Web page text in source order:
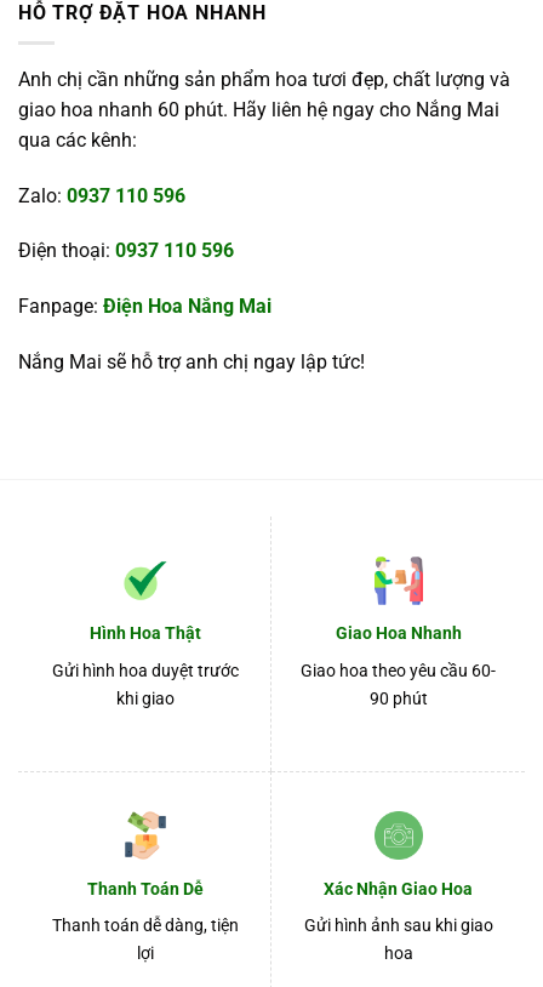
HỖ TRỢ ĐẶT HOA NHANH
Anh chị cần những sản phẩm hoa tươi đẹp, chất lượng và
giao hoa nhanh 60 phút. Hãy liên hệ ngay cho Nắng Mai
qua các kênh:
Zalo: 0937 110 596
Điện thoại: 0937 110 596
Fanpage: Điện Hoa Nắng Mai
Nắng Mai sẽ hỗ trợ anh chị ngay lập tức!
Hình Hoa Thật
Gửi hình hoa duyệt trước
khi giao
Giao Hoa Nhanh
Giao hoa theo yêu cầu 60-
90 phút
Thanh Toán Dễ
Thanh toán dễ dàng, tiện
lợi
Xác Nhận Giao Hoa
Gửi hình ảnh sau khi giao
hoa